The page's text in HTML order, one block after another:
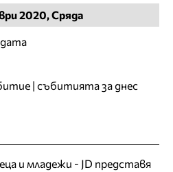
2020, Сряда
| събитията за днес
и младежи - JD представя